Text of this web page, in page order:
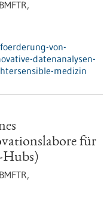
BMFTR,
von-
datenanalysen-
medizin
für
Hubs)
BMFTR,